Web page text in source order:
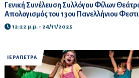
Γενική Συνέλευση Συλλόγου Φίλων
Απολογισμός του 13ου Πανελλήνιου
12:22 μ.μ. - 24/11/2025
ΙΕΡΑΠΕΤΡΑ